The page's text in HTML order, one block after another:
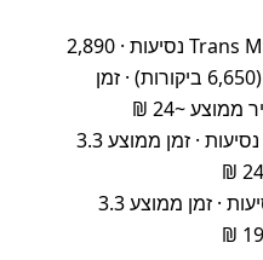
Trans Malaya Express – 183 נסיעות · 2,890
הזמנות · דירוג 4.67/5 (6,650 ביקורות) · זמן
מפעיל #16321 – 130 נסיעות · זמן ממוצע 3.3
מפעיל #51565 – 3 נסיעות · זמן ממוצע 3.3